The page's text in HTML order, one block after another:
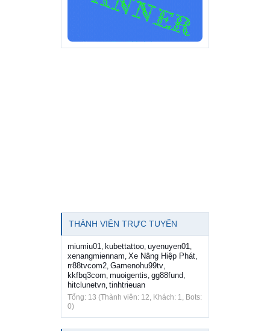
THÀNH VIÊN TRỰC TUYẾN
miumiu01 kubettattoo uyenuyen01
xenangmiennam Xe Nâng Hiệp Phát
rr88tvcom2 Gamenohu99tv
kkfbq3com muoigentis gg88fund
hitclunetvn tinhtrieuan
Tổng: 13 (Thành viên: 12, Khách: 1, Bots:
0)